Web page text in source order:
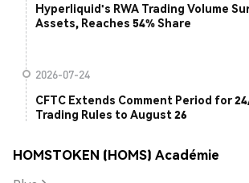
Hyperliquid's RWA Trading Volume
Assets, Reaches 54% Share
2026-07-24
CFTC Extends Comment Period for
Trading Rules to August 26
HOMSTOKEN (HOMS) Académie